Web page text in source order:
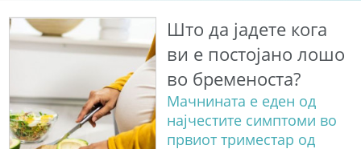
Што да јадете кога
ви е постојано лошо
во бременоста?
Мачнината е еден од
најчестите симптоми во
првиот триместар од